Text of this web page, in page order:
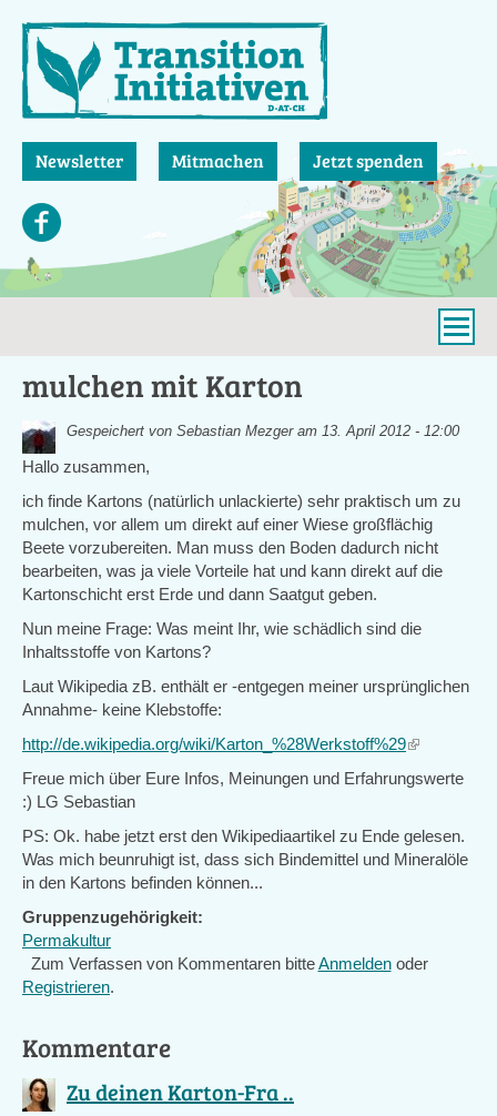
zum
Inhalt
Newsletter Mitmachen Jetzt spenden
mulchen mit Karton
Gespeichert von Sebastian Mezgeram 13. April 2012 - 12:00
Hallo zusammen,
ich finde Kartons (natürlich unlackierte) sehr praktisch um zu
mulchen, vor allem um direkt auf einer Wiese großflächig
Beete vorzubereiten. Man muss den Boden dadurch nicht
bearbeiten, was ja viele Vorteile hat und kann direkt auf die
Kartonschicht erst Erde und dann Saatgut geben.
Nun meine Frage: Was meint Ihr, wie schädlich sind die
Inhaltsstoffe von Kartons?
Laut Wikipedia zB. enthält er -entgegen meiner ursprünglichen
Annahme- keine Klebstoffe:
http://de.wikipedia.org/wiki/Karton_%28Werkstoff%29(link
external)
Freue mich über Eure Infos, Meinungen und Erfahrungswerte
:) LG Sebastian
PS: Ok. habe jetzt erst den Wikipediaartikel zu Ende gelesen.
Was mich beunruhigt ist, dass sich Bindemittel und Mineralöle
in den Kartons befinden können...
Gruppenzugehörigkeit:
Permakultur
Zum Verfassen von Kommentaren bitteAnmeldenoder
Registrieren.
Kommentare
Zu deinen Karton-Fra ..